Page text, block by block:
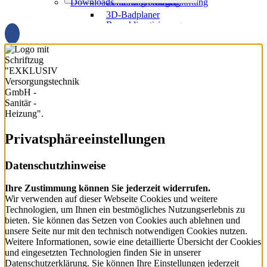
Raumklimatisierung
3D-Badplaner
Privatsphäre­einstellungen
Datenschutzhinweise
Ihre Zustimmung können Sie jederzeit widerrufen.
Wir verwenden auf dieser Webseite Cookies und weitere
Technologien, um Ihnen ein bestmögliches Nutzungserlebnis zu
bieten. Sie können das Setzen von Cookies auch ablehnen und
unsere Seite nur mit den technisch notwendigen Cookies nutzen.
Weitere Informationen, sowie eine detaillierte Übersicht der Cookies
und eingesetzten Technologien finden Sie in unserer
Datenschutzerklärung. Sie können Ihre Einstellungen jederzeit